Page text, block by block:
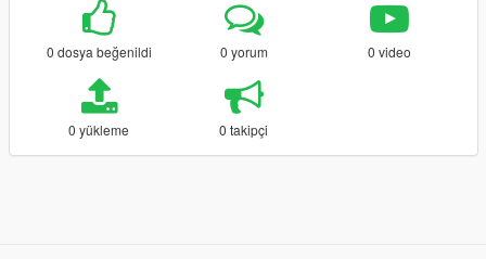
0 dosya beğenildi 0 yorum 0 video
0 yükleme 0 takipçi